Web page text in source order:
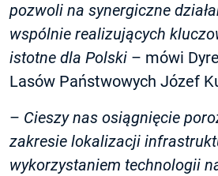
pozwoli na synergiczne
wspólnie realizujących
istotne dla Polski – mówi
Lasów Państwowych Józef
– Cieszy nas osiągnięcie
zakresie lokalizacji
wykorzystaniem technologii